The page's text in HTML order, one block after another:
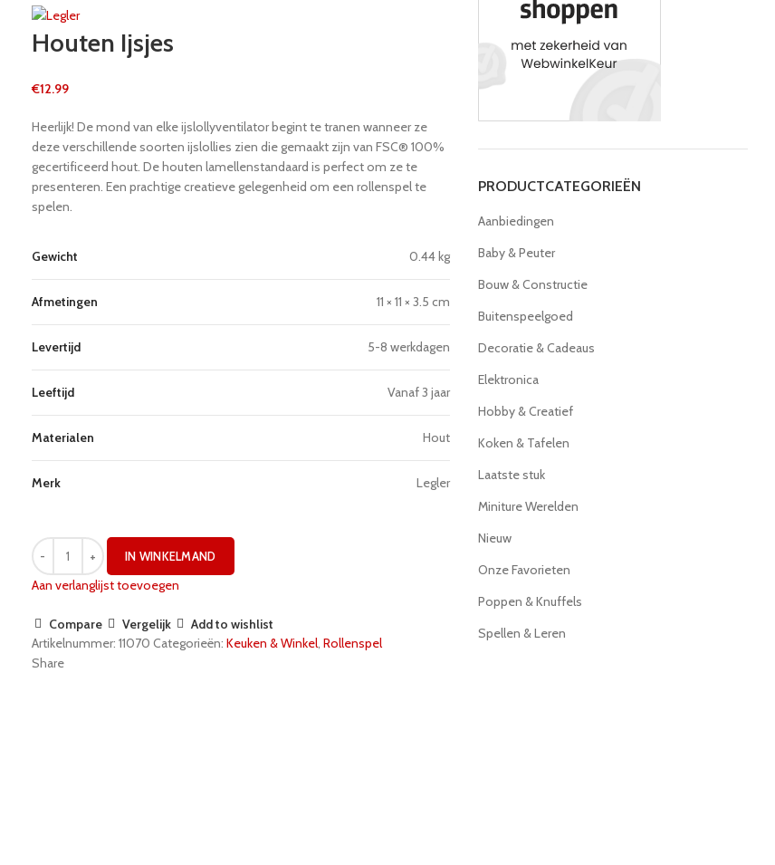
Houten Ijsjes
€12.99
Heerlijk! De mond van elke ijslollyventilator begint te tranen wanneer ze
deze verschillende soorten ijslollies zien die gemaakt zijn van FSC® 100%
gecertificeerd hout. De houten lamellenstandaard is perfect om ze te
presenteren. Een prachtige creatieve gelegenheid om een ​​rollenspel te
spelen.
Gewicht 0.44 kg
Afmetingen 11 × 11 × 3.5 cm
Levertijd 5-8 werkdagen
Leeftijd Vanaf 3 jaar
Materialen Hout
Merk Legler
IN WINKELMAND
Aan verlanglijst toevoegen
Compare Vergelijk
Add to wishlist
Artikelnummer: 11070 Categorieën: Keuken & Winkel, Rollenspel
Share
PRODUCTCATEGORIEËN
Aanbiedingen
Baby & Peuter
Bouw & Constructie
Buitenspeelgoed
Decoratie & Cadeaus
Elektronica
Hobby & Creatief
Koken & Tafelen
Laatste stuk
Miniture Werelden
Nieuw
Onze Favorieten
Poppen & Knuffels
Spellen & Leren